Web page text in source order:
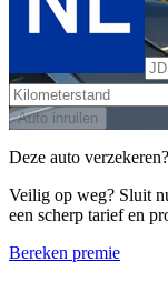
Auto inruilen
Deze auto verzekeren?
Veilig op weg? Sluit
een scherp tarief en
Bereken premie